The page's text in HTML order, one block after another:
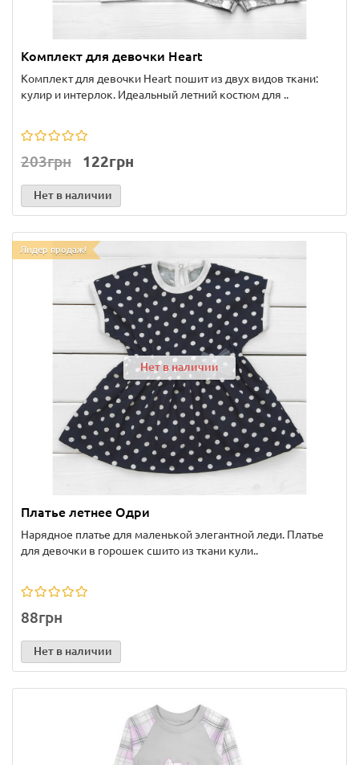
Комплект для девочки Heart
Комплект для девочки Heart пошит из двух видов ткани:
кулир и интерлок. Идеальный летний костюм для ..
203грн 122грн
Нет в наличии
Лидер продаж!
Нет в наличии
Платье летнее Одри
Нарядное платье для маленькой элегантной леди. Платье
для девочки в горошек сшито из ткани кули..
88грн
Нет в наличии